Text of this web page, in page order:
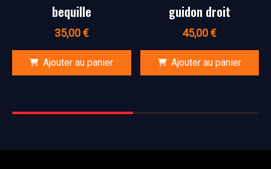
bequille
35,00€
Ajouter au panier
guidon droit
45,00€
Ajouter au panier